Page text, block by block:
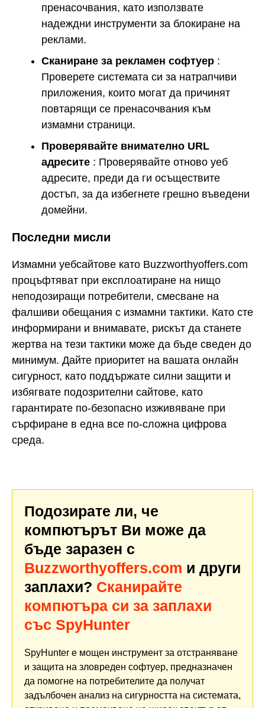
пренасочвания, като използвате
надеждни инструменти за блокиране на
реклами.
Сканиране за рекламен софтуер :
Проверете системата си за натрапчиви
приложения, които могат да причинят
повтарящи се пренасочвания към
измамни страници.
Проверявайте внимателно URL
адресите : Проверявайте отново уеб
адресите, преди да ги осъществите
достъп, за да избегнете грешно въведени
домейни.
Последни мисли
Измамни уебсайтове като Buzzworthyoffers.com
процъфтяват при експлоатиране на нищо
неподозиращи потребители, смесване на
фалшиви обещания с измамни тактики. Като сте
информирани и внимавате, рискът да станете
жертва на тези тактики може да бъде сведен до
минимум. Дайте приоритет на вашата онлайн
сигурност, като поддържате силни защити и
избягвате подозрителни сайтове, като
гарантирате по-безопасно изживяване при
сърфиране в една все по-сложна цифрова
среда.
Подозирате ли, че
компютърът Ви може да
бъде заразен с
Buzzworthyoffers.com и други
заплахи? Сканирайте
компютъра си за заплахи
със SpyHunter
SpyHunter е мощен инструмент за отстраняване
и защита на зловреден софтуер, предназначен
да помогне на потребителите да получат
задълбочен анализ на сигурността на системата,